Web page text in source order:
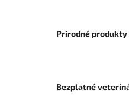
Prírodné
Bezplatné